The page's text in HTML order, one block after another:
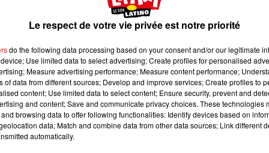
vous intéresser ! Il existe, au Brésil, un Airbnb qui reproduit
C’est vraiment bluffant, tout y est : les murs violets, les
tout pour se plonger dans l’univers des personnages de
ne se trouve pas à New-York, mais à Porto Alegre,
détails importants. L’appartement est rempli de
points étaient comptés dans l’épisode « Celui qui gagnait
prises lors du mariage de Monica et Chandler.
Le respect de votre vie privée est notre priorité
do the following data processing based on your consent and/or our legitimate
Use limited data to select advertising; Create profiles for personalised
Measure advertising performance; Measure content performance;
of data from different sources; Develop and improve services; Create profiles to
content; Use limited data to select content; Ensure security, prevent and
and content; Save and communicate privacy choices. These technologies
browsing data to offer following functionalities: Identify devices based on
data; Match and combine data from other data sources; Link different
automatically.